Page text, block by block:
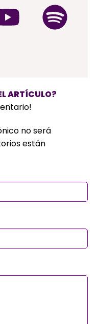
ARTÍCULO?
no será
están